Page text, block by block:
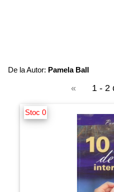
De la Autor: Pamela Ball
« 1 - 2
Stoc 0